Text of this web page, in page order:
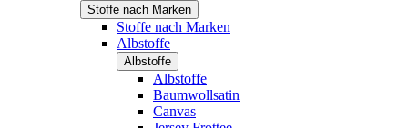
Stoffe nach Marken
Stoffe nach Marken
Albstoffe
Albstoffe
Albstoffe
Baumwollsatin
Canvas